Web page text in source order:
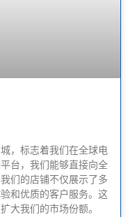
，标志着我们在全球电
台，我们能够直接向全
们的店铺不仅展示了多
和优质的客户服务。这
大我们的市场份额。